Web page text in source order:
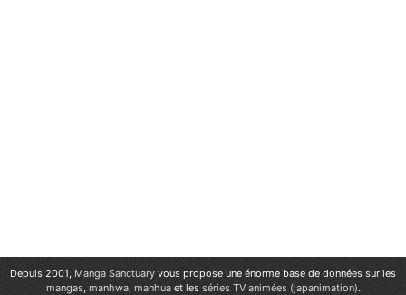
Depuis 2001, Manga Sanctuary vous propose une énorme base de données sur les
mangas, manhwa, manhuaet les séries TV animées (japanimation).